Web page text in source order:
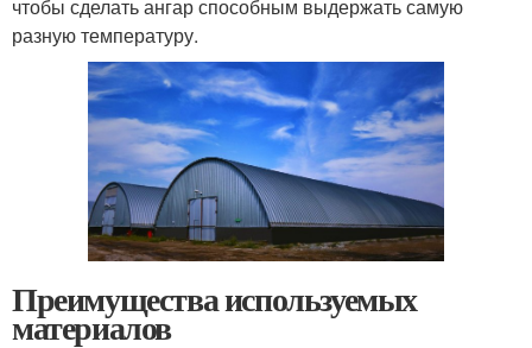
чтобы сделать ангар способным выдержать самую
разную температуру.
Преимущества используемых
материалов